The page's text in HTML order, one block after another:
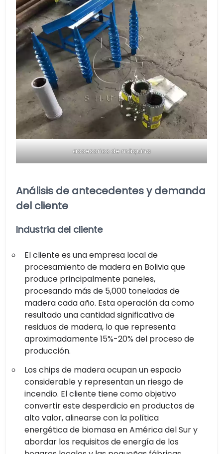
accesorios de máquina
Análisis de antecedentes y demanda
del cliente
Industria del cliente
El cliente es una empresa local de
procesamiento de madera en Bolivia que
produce principalmente paneles,
procesando más de 5,000 toneladas de
madera cada año. Esta operación da como
resultado una cantidad significativa de
residuos de madera, lo que representa
aproximadamente 15%-20% del proceso de
producción.
Los chips de madera ocupan un espacio
considerable y representan un riesgo de
incendio. El cliente tiene como objetivo
convertir este desperdicio en productos de
alto valor, alinearse con la política
energética de biomasa en América del Sur y
abordar los requisitos de energía de los